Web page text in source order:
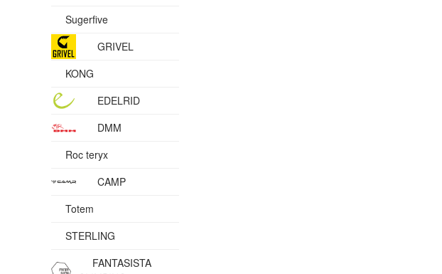
Sugerfive
GRIVEL
KONG
EDELRID
DMM
Roc teryx
CAMP
Totem
STERLING
FANTASISTA